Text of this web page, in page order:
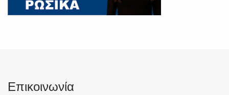
Επικοινωνία